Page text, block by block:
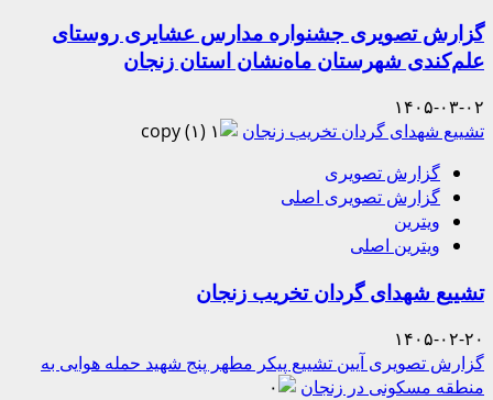
گزارش تصویری جشنواره مدارس عشایری روستای
علم‌کندی شهرستان ماه‌نشان استان زنجان
۱۴۰۵-۰۳-۰۲
تشییع شهدای گردان تخریب زنجان
گزارش تصویری
گزارش تصویری اصلی
ویترین
ویترین اصلی
تشییع شهدای گردان تخریب زنجان
۱۴۰۵-۰۲-۲۰
گزارش تصویری آیین تشییع پیکر مطهر پنج شهید حمله هوایی به
منطقه مسکونی در زنجان